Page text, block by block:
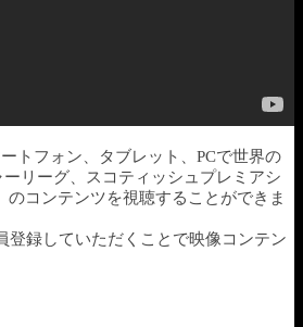
トフォン、タブレット、PCで世界の
ーリーグ、スコティッシュプレミアシ
のコンテンツを視聴することができま
登録していただくことで映像コンテン